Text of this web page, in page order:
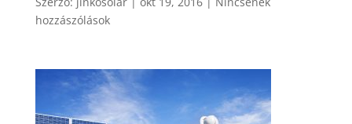
hozzászólások